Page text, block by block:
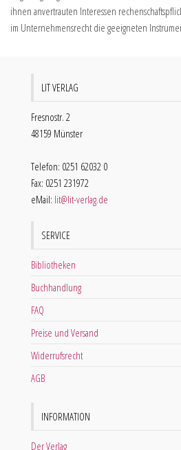
ihnen anvertrauten Interessen
im Unternehmensrecht die geeigneten
LIT VERLAG
Fresnostr. 2
48159 Münster
Telefon: 0251 62032 0
Fax: 0251 231972
eMail: lit@lit-verlag.de
SERVICE
Bibliotheken
Buchhandlung
FAQ
Preise und Versand
Widerrufsrecht
AGB
INFORMATION
Der Verlag